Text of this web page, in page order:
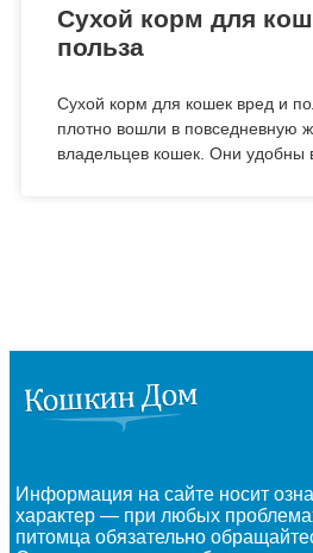
Сухой корм для
польза
Сухой корм для кошек вред и
плотно вошли в повседневную
владельцев кошек. Они удобны
Информация на сайте носит
характер — при любых
питомца обязательно